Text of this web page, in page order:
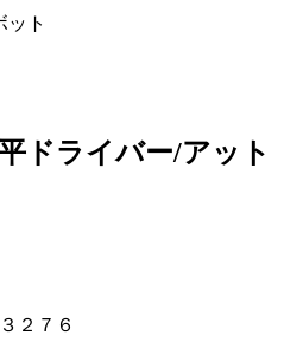
ット
ドライバー/アット
２７６